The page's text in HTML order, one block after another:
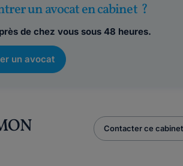
un avocat en cabinet ?
de chez vous sous 48 heures.
un avocat
Contacter ce cabinet